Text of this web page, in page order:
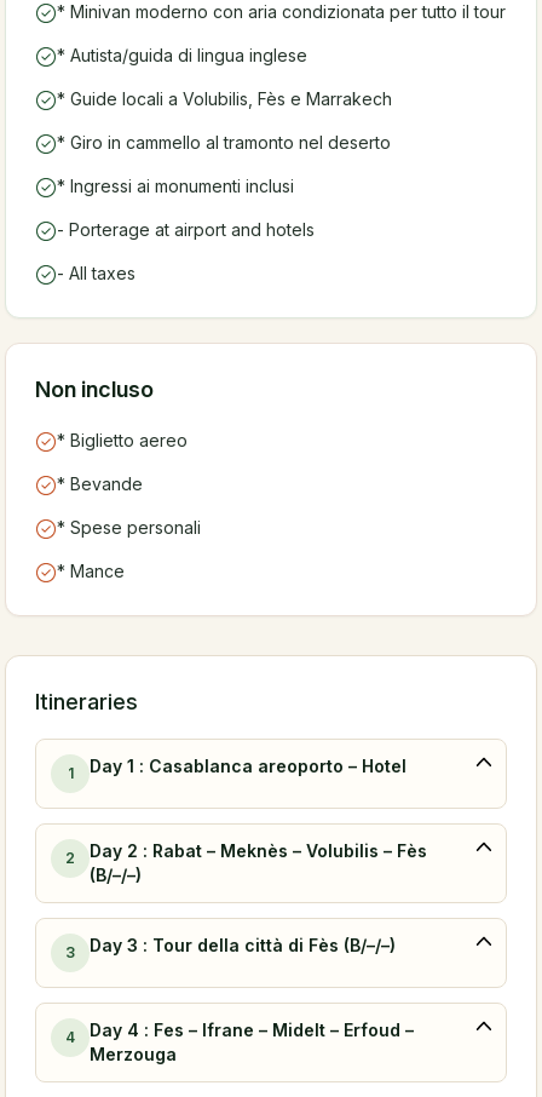
* Minivan moderno con aria condizionata per tutto il tour
* Autista/guida di lingua inglese
* Guide locali a Volubilis, Fès e Marrakech
* Giro in cammello al tramonto nel deserto
* Ingressi ai monumenti inclusi
- Porterage at airport and hotels
- All taxes
Non incluso
* Biglietto aereo
* Bevande
* Spese personali
* Mance
Itineraries
1 Day 1 : Casablanca areoporto – Hotel
2
Day 2 : Rabat – Meknès – Volubilis – Fès
(B/–/–)
3 Day 3 : Tour della città di Fès (B/–/–)
4
Day 4 : Fes – Ifrane – Midelt – Erfoud –
Merzouga